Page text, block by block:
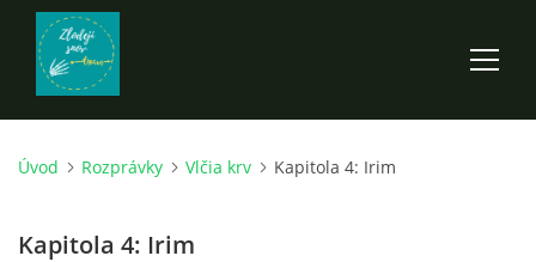
ÚVOD
ROZPRÁVKY
Úvod Rozprávky Vlčia krv Kapitola 4: Irim
Kapitola 4: Irim